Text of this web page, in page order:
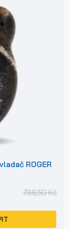
ROGER
786,50 Kč